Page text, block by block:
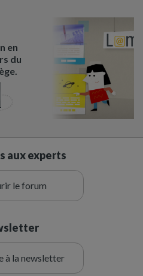
en
du
aux experts
le forum
à la newsletter